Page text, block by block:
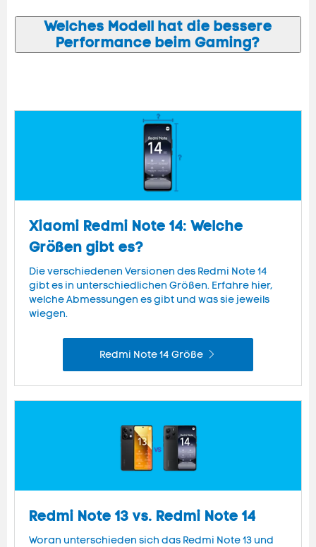
Welches Modell hat die bessere
Performance beim Gaming?
Xiaomi Redmi Note 14: Welche
Größen gibt es?
Die verschiedenen Versionen des Redmi Note 14
gibt es in unterschiedlichen Größen. Erfahre hier,
welche Abmessungen es gibt und was sie jeweils
wiegen.
Redmi Note 14 Größe
Redmi Note 13 vs. Redmi Note 14
Woran unterschieden sich das Redmi Note 13 und